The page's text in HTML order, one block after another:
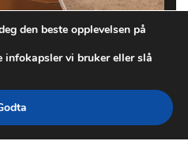
den beste opplevelsen på
vi bruker eller slå